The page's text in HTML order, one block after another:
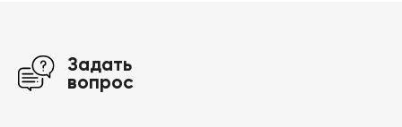
Задать
вопрос